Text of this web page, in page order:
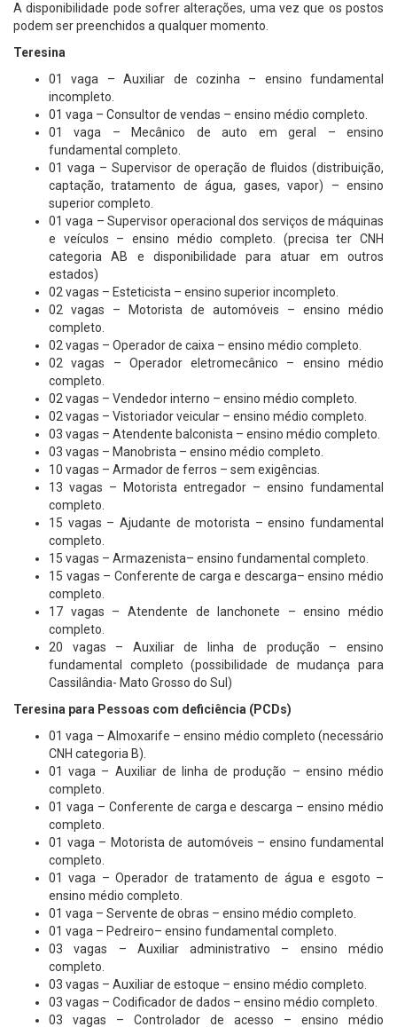
A disponibilidade pode sofrer alterações, uma vez que os postos
podem ser preenchidos a qualquer momento.
Teresina
01 vaga – Auxiliar de cozinha – ensino fundamental
incompleto.
01 vaga – Consultor de vendas – ensino médio completo.
01 vaga – Mecânico de auto em geral – ensino
fundamental completo.
01 vaga – Supervisor de operação de fluidos (distribuição,
captação, tratamento de água, gases, vapor) – ensino
superior completo.
01 vaga – Supervisor operacional dos serviços de máquinas
e veículos – ensino médio completo. (precisa ter CNH
categoria AB e disponibilidade para atuar em outros
estados)
02 vagas – Esteticista – ensino superior incompleto.
02 vagas – Motorista de automóveis – ensino médio
completo.
02 vagas – Operador de caixa – ensino médio completo.
02 vagas – Operador eletromecânico – ensino médio
completo.
02 vagas – Vendedor interno – ensino médio completo.
02 vagas – Vistoriador veicular – ensino médio completo.
03 vagas – Atendente balconista – ensino médio completo.
03 vagas – Manobrista – ensino médio completo.
10 vagas – Armador de ferros – sem exigências.
13 vagas – Motorista entregador – ensino fundamental
completo.
15 vagas – Ajudante de motorista – ensino fundamental
completo.
15 vagas – Armazenista– ensino fundamental completo.
15 vagas – Conferente de carga e descarga– ensino médio
completo.
17 vagas – Atendente de lanchonete – ensino médio
completo.
20 vagas – Auxiliar de linha de produção – ensino
fundamental completo (possibilidade de mudança para
Cassilândia- Mato Grosso do Sul)
Teresina para Pessoas com deficiência (PCDs)
01 vaga – Almoxarife – ensino médio completo (necessário
CNH categoria B).
01 vaga – Auxiliar de linha de produção – ensino médio
completo.
01 vaga – Conferente de carga e descarga – ensino médio
completo.
01 vaga – Motorista de automóveis – ensino fundamental
completo.
01 vaga – Operador de tratamento de água e esgoto –
ensino médio completo.
01 vaga – Servente de obras – ensino médio completo.
01 vaga – Pedreiro– ensino fundamental completo.
03 vagas – Auxiliar administrativo – ensino médio
completo.
03 vagas – Auxiliar de estoque – ensino médio completo.
03 vagas – Codificador de dados – ensino médio completo.
03 vagas – Controlador de acesso – ensino médio